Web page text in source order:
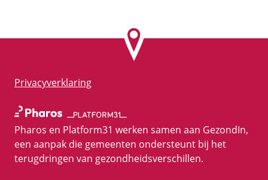
Privacyverklaring
Pharos en Platform31 werken samen aan GezondIn,
een aanpak die gemeenten ondersteunt bij het
terugdringen van gezondheidsverschillen.